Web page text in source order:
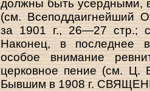
должны быть усердными,
(см. Всеподдаигнейший
за 1901 г., 26—27 стр.;
Наконец, в последнее
особое внимание
церковное пение (см. Ц.
Бывшим в 1908 г.